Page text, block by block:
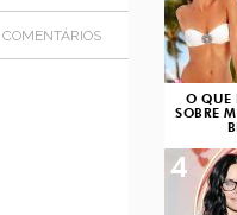
COMENTÁRIOS
O QUE
SOBRE
4